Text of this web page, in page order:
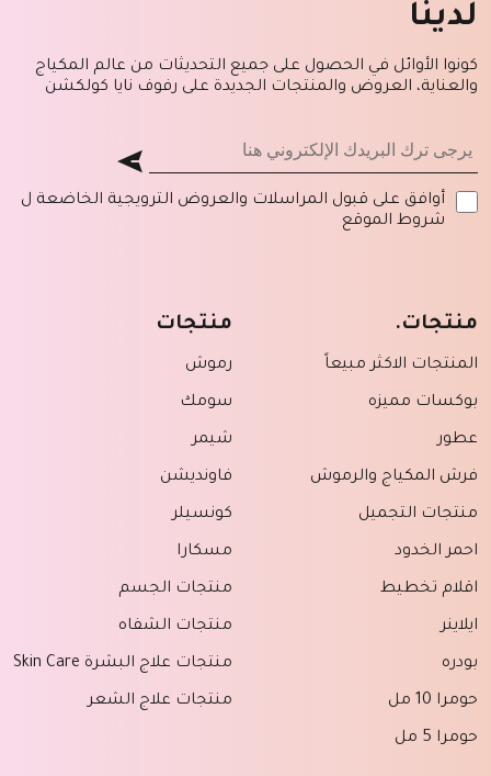
لدينا
كونوا الأوائل في الحصول على جميع التحديثات من عالم المكياج
والعناية، العروض والمنتجات الجديدة على رفوف نايا كولكشن
أوافق على قبول المراسلات والعروض الترويجية الخاضعة ل
شروط الموقع
منتجات.
المنتجات الاكثر مبيعاً
بوكسات مميزه
عطور
فرش المكياج والرموش
منتجات التجميل
احمر الخدود
اقلام تخطيط
ايلاينر
بودره
حومرا 10 مل
حومرا 5 مل
منتجات
رموش
سومك
شيمر
فاونديشن
كونسيلر
مسكارا
منتجات الجسم
منتجات الشفاه
منتجات علاج البشرة Skin Care
منتجات علاج الشعر